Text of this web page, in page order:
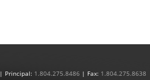
| Principal: 1.804.275.8486 | Fax: 1.804.275.8638